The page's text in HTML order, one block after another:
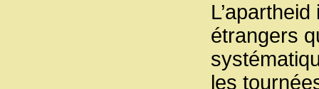
étrangers
les